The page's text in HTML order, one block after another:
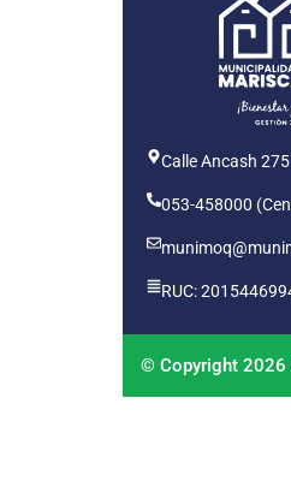
Calle Ancash
053-458000
RUC:
© Copyright 2026